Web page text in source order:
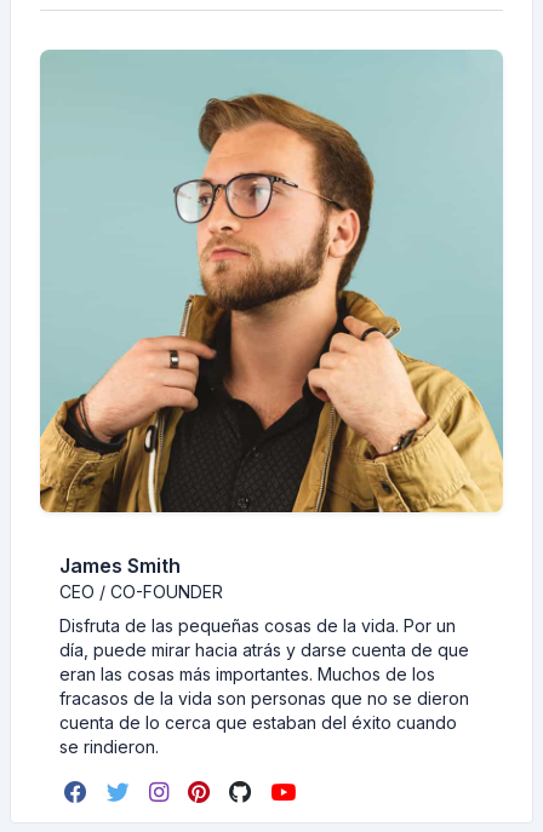
James Smith
CEO / CO-FOUNDER
Disfruta de las pequeñas cosas de la vida. Por un
día, puede mirar hacia atrás y darse cuenta de que
eran las cosas más importantes. Muchos de los
fracasos de la vida son personas que no se dieron
cuenta de lo cerca que estaban del éxito cuando
se rindieron.